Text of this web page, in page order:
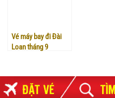
Vé máy bay đi Đài
Loan tháng 9